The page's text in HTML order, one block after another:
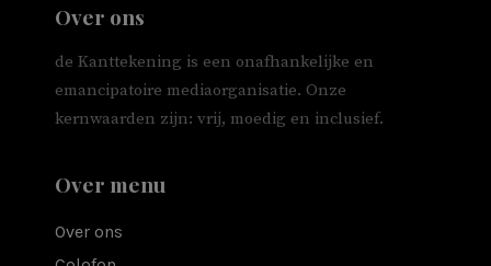
Over ons
de Kanttekening is een onafhankelijke en
emancipatoire mediaorganisatie. Onze
kernwaarden zijn: vrij, moedig en inclusief.
Over menu
Over ons